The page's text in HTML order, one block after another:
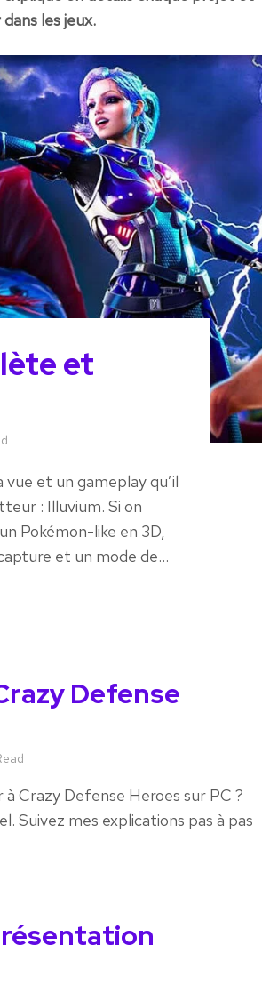
les jeux.
et
et un gameplay qu’il
: Illuvium. Si on
Pokémon-like en 3D,
et un mode de...
Defense
Crazy Defense Heroes sur PC ?
Suivez mes explications pas à pas